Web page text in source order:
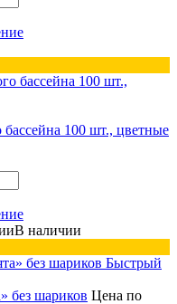
100 шт., цветные
В наличии
Быстрый
без шариков Цена по